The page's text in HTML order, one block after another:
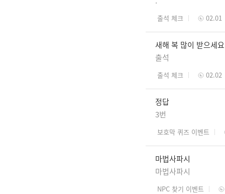
출석 체크 02.01
새해 복 많이 받으세요
출석
출석 체크 02.02
정답
3번
보호막 퀴즈 이벤트
마법사파시
마법사파시
NPC 찾기 이벤트